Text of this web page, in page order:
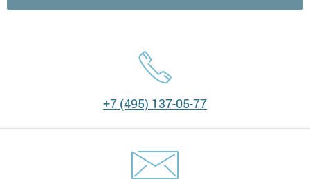
+7 (495) 137-05-77